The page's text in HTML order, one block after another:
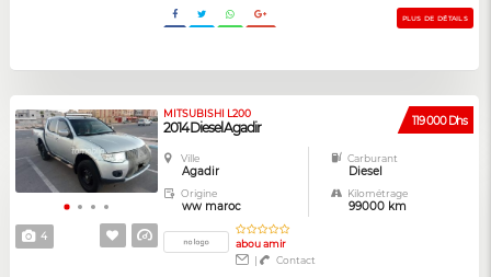
PLUS DE DÉTAILS
4
119 000 Dhs
MITSUBISHI L200
2014 Diesel Agadir
Ville
Agadir
Carburant
Diesel
Origine
ww maroc
Kilométrage
99000 km
abou amir
|
Contact